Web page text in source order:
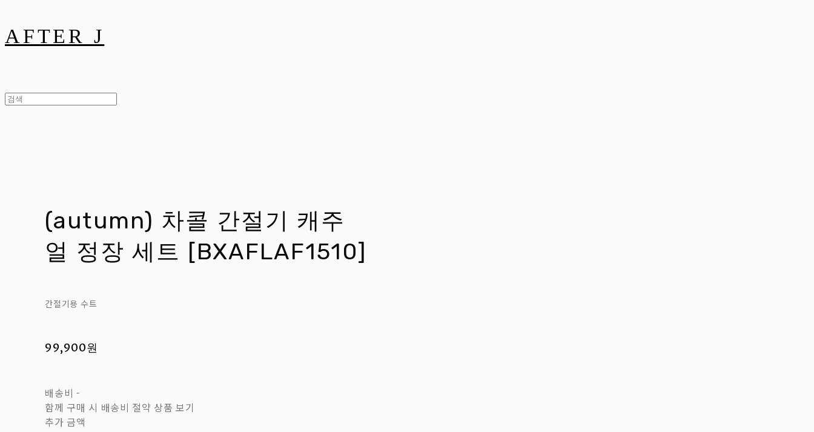
AFTER J
(autumn) 차콜 간절기 캐주
얼 정장 세트 [BXAFLAF1510]
간절기용 수트
99,900원
배송비 -
함께 구매 시 배송비 절약 상품 보기
추가 금액